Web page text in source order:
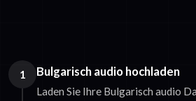
1 Bulgarisch audio hochladen
Laden Sie Ihre Bulgarisch audio